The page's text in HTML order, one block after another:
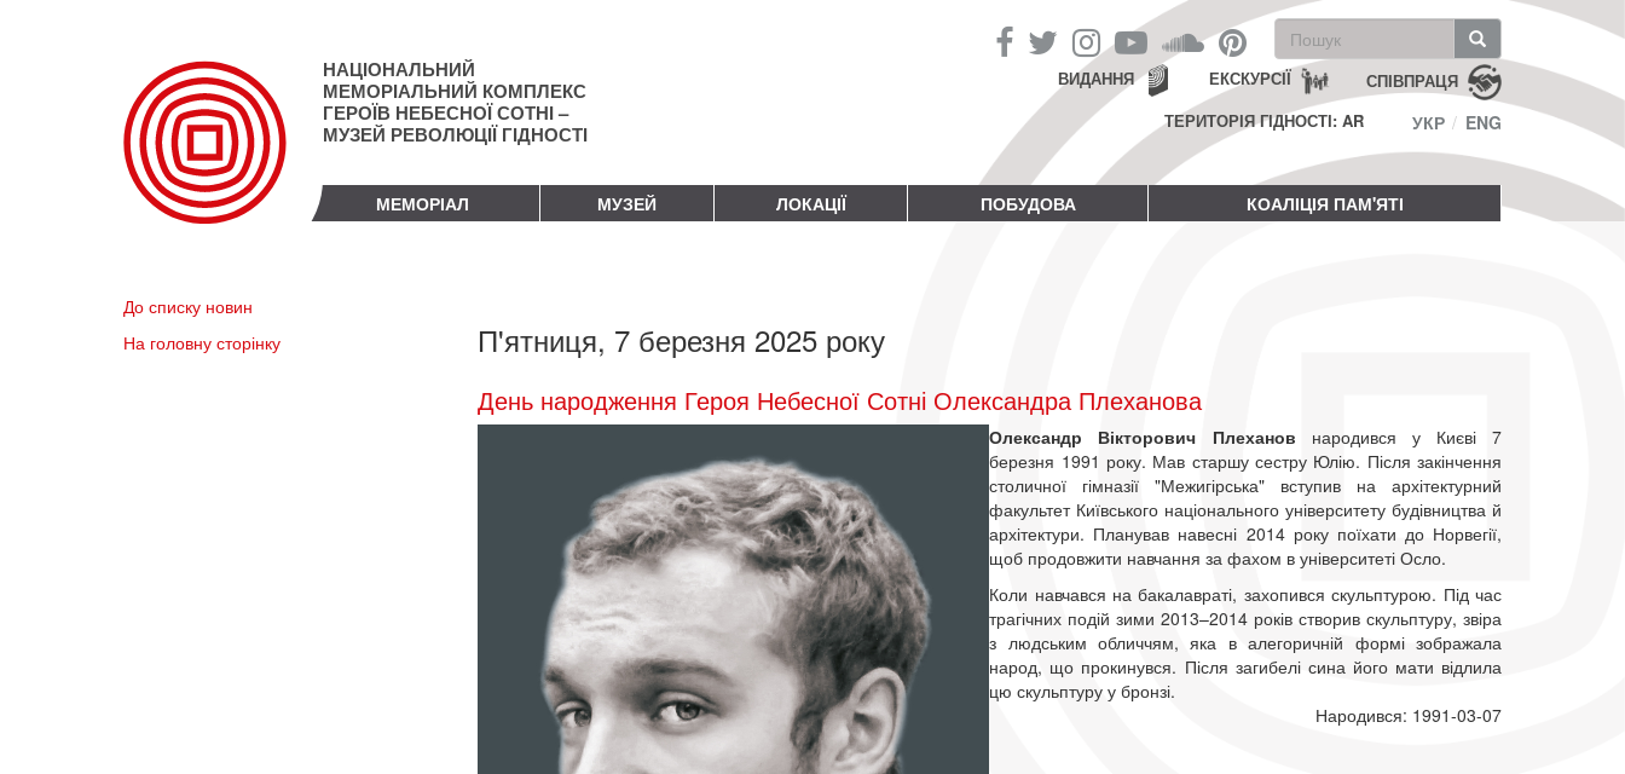
НАЦІОНАЛЬНИЙ
МЕМОРІАЛЬНИЙ КОМПЛЕКС
ГЕРОЇВ НЕБЕСНОЇ СОТНІ –
МУЗЕЙ РЕВОЛЮЦІЇ ГІДНОСТІ
Пошукова
форма
Пошук СПІВПРАЦЯ
ЕКСКУРСІЇ
ВИДАННЯ
ТЕРИТОРІЯ ГІДНОСТІ: AR
УКР ENG
МЕМОРІАЛ МУЗЕЙ ЛОКАЦІЇ ПОБУДОВА КОАЛІЦІЯ ПАМ'ЯТІ
До списку новин
На головну сторінку
П'ятниця, 7 березня 2025 року
День народження Героя Небесної Сотні Олександра Плеханова
Олександр Вікторович Плеханов народився у Києві 7
березня 1991 року. Мав старшу сестру Юлію. Після закінчення
столичної гімназії "Межигірська" вступив на архітектурний
факультет Київського національного університету будівництва й
архітектури. Планував навесні 2014 року поїхати до Норвегії,
щоб продовжити навчання за фахом в університеті Осло.
Коли навчався на бакалавраті, захопився скульптурою. Під час
трагічних подій зими 2013–2014 років створив скульптуру, звіра
з людським обличчям, яка в алегоричній формі зображала
народ, що прокинувся. Після загибелі сина його мати відлила
цю скульптуру у бронзі.
Народився: 1991-03-07